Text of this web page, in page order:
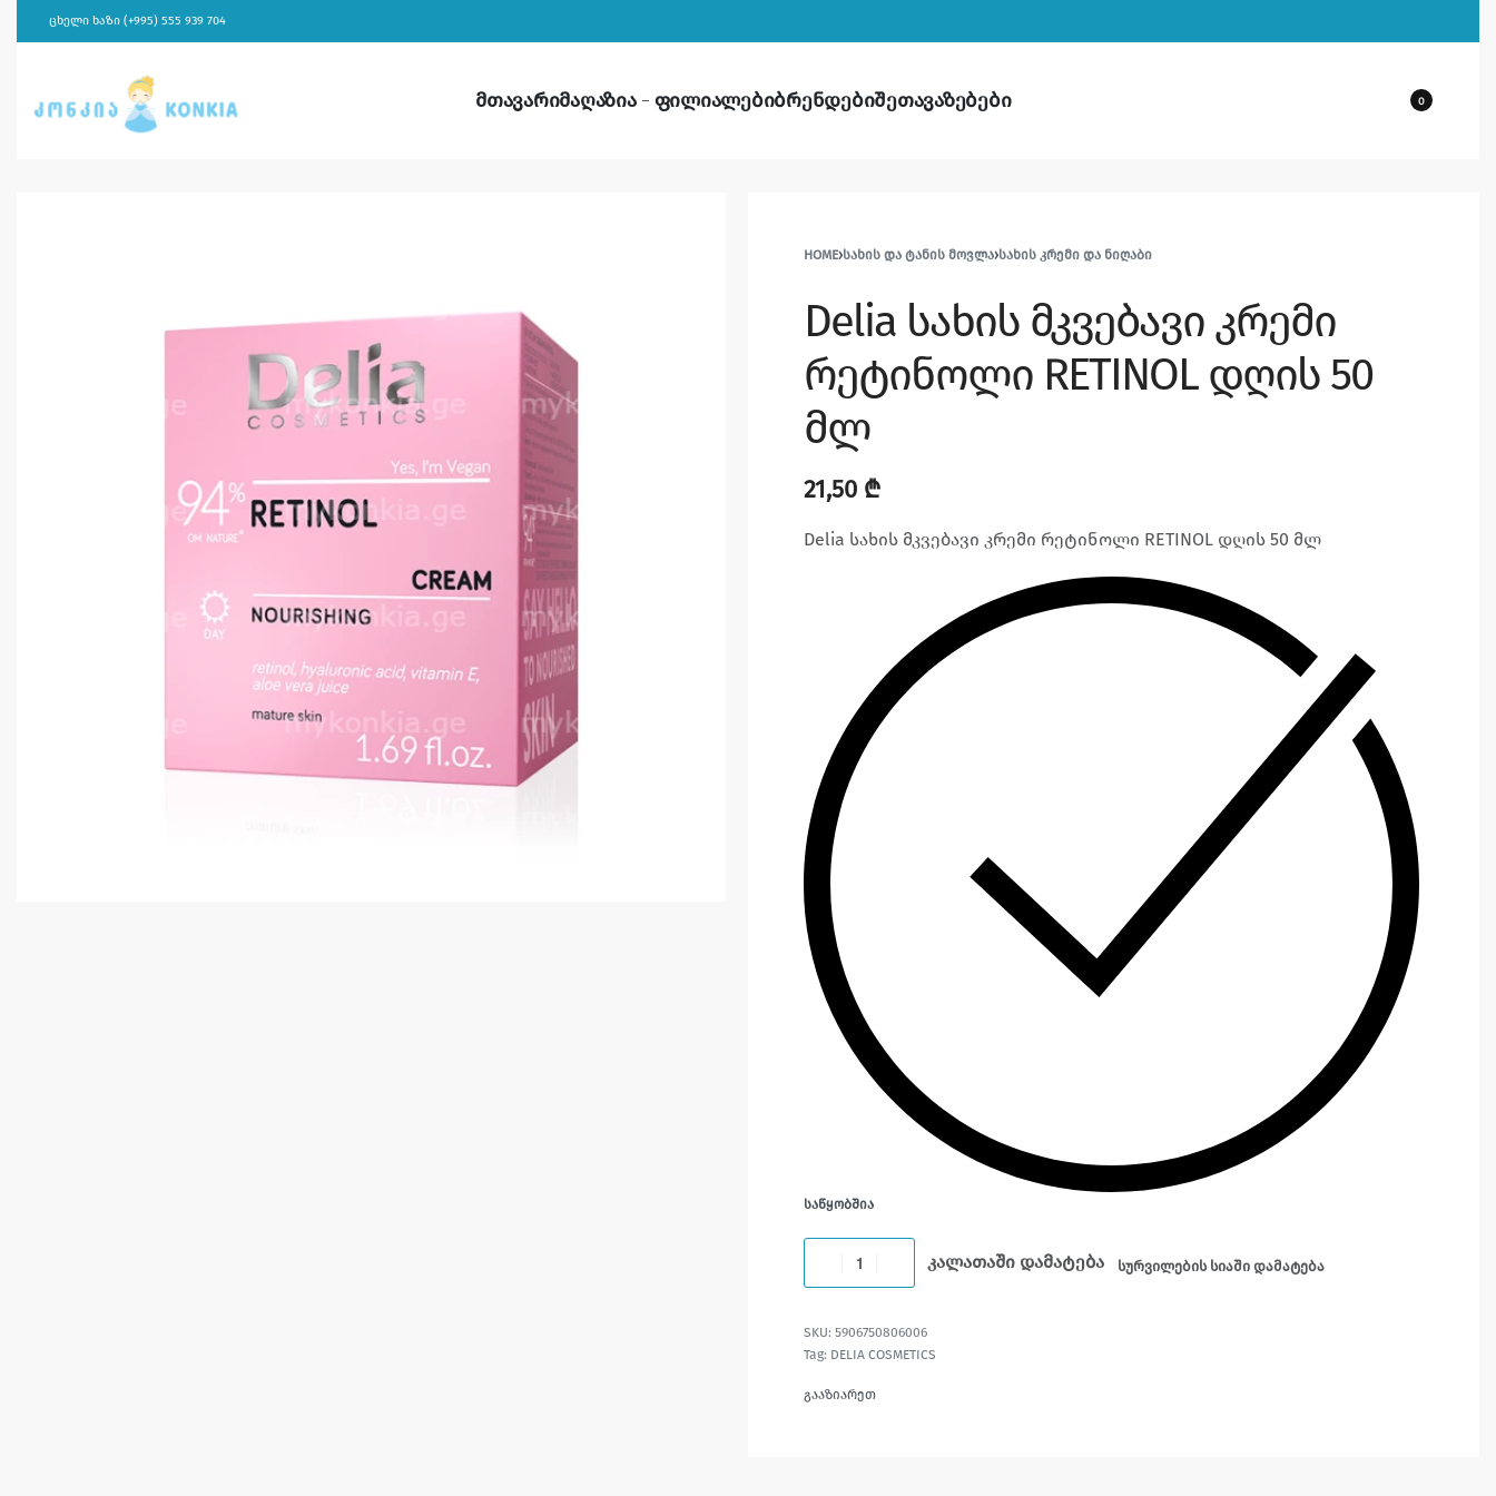
ცხელი ხაზი (+995) 555 939 704
მთავარიმაღაზია ფილიალებიბრენდებიშეთავაზებები 0
HOME›ᲡᲐᲮᲘᲡ ᲓᲐ ᲢᲐᲜᲘᲡ ᲛᲝᲕᲚᲐ›ᲡᲐᲮᲘᲡ ᲙᲠᲔᲛᲘ ᲓᲐ ᲜᲘᲦᲐᲑᲘ
Delia სახის მკვებავი კრემი
რეტინოლი RETINOL დღის 50
მლ
21,50 ₾
Delia სახის მკვებავი კრემი რეტინოლი RETINOL დღის 50 მლ
ᲡᲐᲬᲧᲝᲑᲨᲘᲐ
კალათაში დამატება სურვილების სიაში დამატება
5906750806006
Tag: DELIA COSMETICS
გააზიარეთ